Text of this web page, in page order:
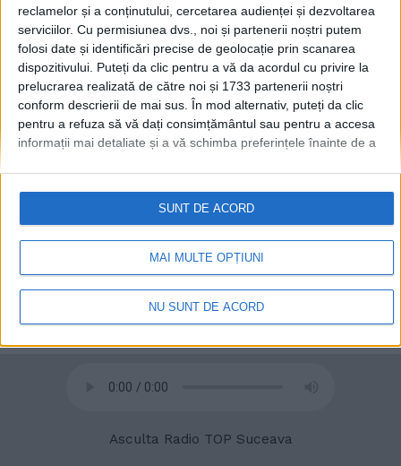
reclamelor și a conținutului, cercetarea audienței și dezvoltarea
serviciilor. Cu permisiunea dvs., noi și partenerii noștri putem
folosi date și identificări precise de geolocație prin scanarea
dispozitivului. Puteți da clic pentru a vă da acordul cu privire la
prelucrarea realizată de către noi și 1733 partenerii noștri
conform descrierii de mai sus. În mod alternativ, puteți da clic
pentru a refuza să vă dați consimțământul sau pentru a accesa
informații mai detaliate și a vă schimba preferințele înainte de a
retrageți consimțământul în orice moment, revenind la acest site
și făcând clic pe butonul "Confidențialitate" din partea de jos a
paginii web.
MAI MULTE OPȚIUNI
NU SUNT DE ACORD
SUNT DE ACORD
© 2020Radio TOP Suceava 104 FM
Asculta Radio TOP Suceava